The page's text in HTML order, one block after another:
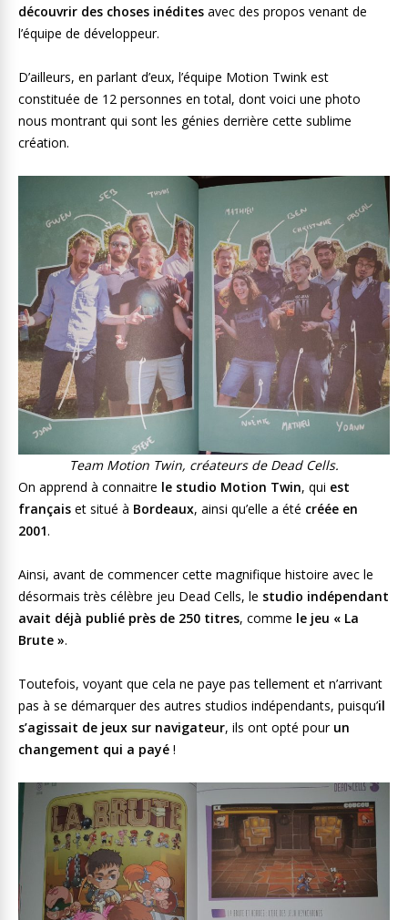
découvrir des choses inédites avec des propos venant de
l’équipe de développeur.
D’ailleurs, en parlant d’eux, l’équipe Motion Twink est
constituée de 12 personnes en total, dont voici une photo
nous montrant qui sont les génies derrière cette sublime
création.
Team Motion Twin, créateurs de Dead Cells.
On apprend à connaitre le studio Motion Twin, qui est
français et situé à Bordeaux, ainsi qu’elle a été créée en
2001.
Ainsi, avant de commencer cette magnifique histoire avec le
désormais très célèbre jeu Dead Cells, le studio indépendant
avait déjà publié près de 250 titres, comme le jeu « La
Brute ».
Toutefois, voyant que cela ne paye pas tellement et n’arrivant
pas à se démarquer des autres studios indépendants, puisqu’il
s’agissait de jeux sur navigateur, ils ont opté pour un
changement qui a payé !